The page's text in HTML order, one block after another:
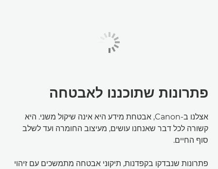
פתרונות שתוכננו לאבטחה
אצלנו ב-Canon, אבטחת מידע היא אינה שיקול משני. היא
קשורה לכל דבר שאנחנו עושים, מעיצוב החומרה ועד לשלב
סוף החיים.
פתרונות שנבדקו בקפדנות, תיקוני אבטחה מתמשכים עם זיהוי